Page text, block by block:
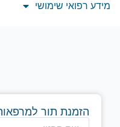
מידע רפואי שימושי
הזמנת תור